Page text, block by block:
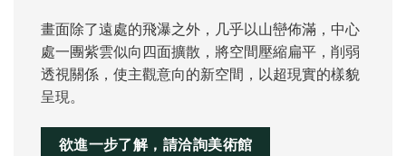
畫面除了遠處的飛瀑之外，几乎以山巒佈滿，中心
處一團紫雲似向四面擴散，將空間壓縮扁平，削弱
透視關係，使主觀意向的新空間，以超現實的樣貌
呈現。
欲進一步了解，請洽詢美術館